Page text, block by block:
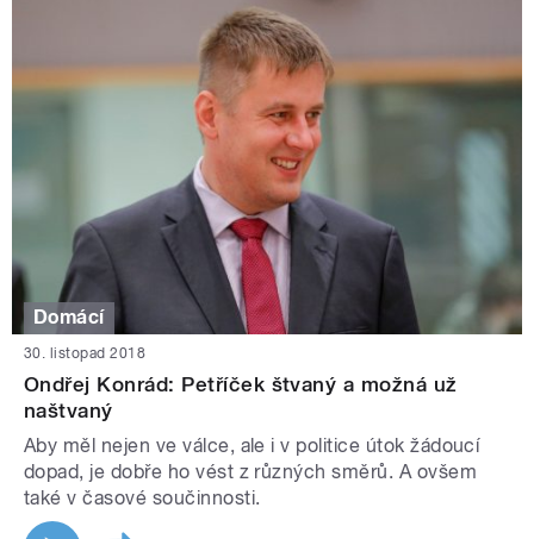
Domácí
30. listopad 2018
Ondřej Konrád: Petříček štvaný a možná už
naštvaný
Aby měl nejen ve válce, ale i v politice útok žádoucí
dopad, je dobře ho vést z různých směrů. A ovšem
také v časové součinnosti.